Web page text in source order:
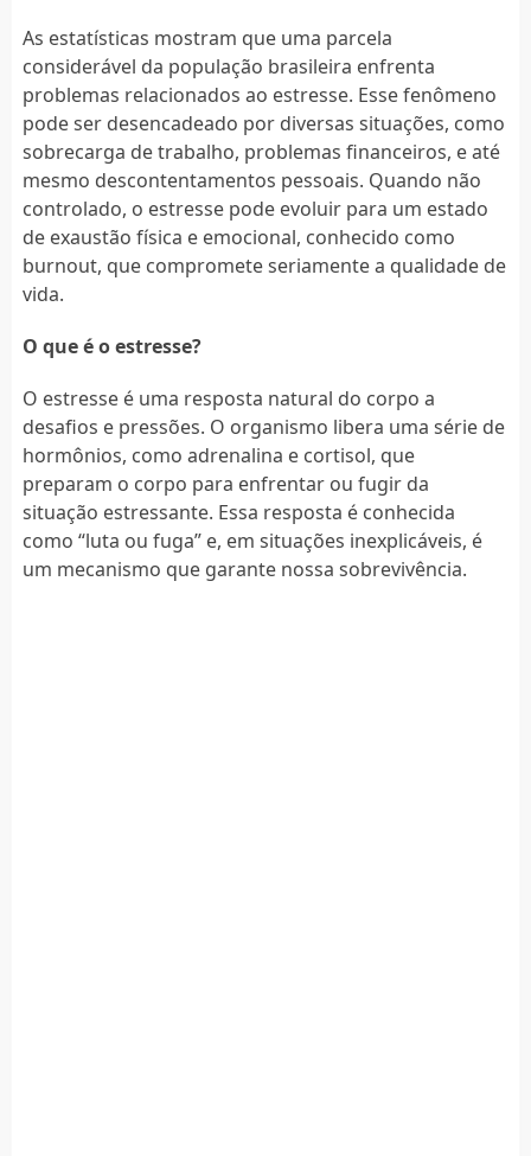
As estatísticas mostram que uma parcela
considerável da população brasileira enfrenta
problemas relacionados ao estresse. Esse fenômeno
pode ser desencadeado por diversas situações, como
sobrecarga de trabalho, problemas financeiros, e até
mesmo descontentamentos pessoais. Quando não
controlado, o estresse pode evoluir para um estado
de exaustão física e emocional, conhecido como
burnout, que compromete seriamente a qualidade de
vida.
O que é o estresse?
O estresse é uma resposta natural do corpo a
desafios e pressões. O organismo libera uma série de
hormônios, como adrenalina e cortisol, que
preparam o corpo para enfrentar ou fugir da
situação estressante. Essa resposta é conhecida
como “luta ou fuga” e, em situações inexplicáveis, é
um mecanismo que garante nossa sobrevivência.